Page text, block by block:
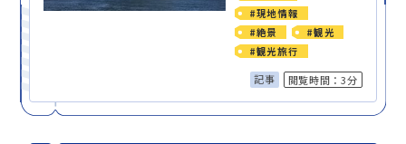
#現地情報
#絶景
#観光
#観光旅行
記事 閲覧時間：3分